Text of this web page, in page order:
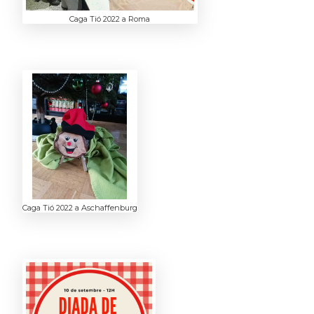
Caga Tió 2022 a Roma
Caga Tió 2022 a Aschaffenburg